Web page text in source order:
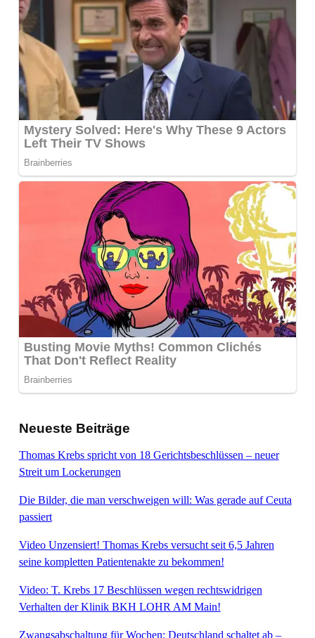
Neueste Beiträge
Thomas Krebs spricht von 18 Gerichtsbeschlüssen – neuer
Streit um Lockerungen
Die Bilder, die man verschweigen will: Was gerade auf Ceuta
passiert
Video Unzensiert! Thomas Krebs versucht seit 6,5 Jahren
seine kompletten Patientenakte zu bekommen!
Video: T. Krebs 17 Beschlüssen wegen rechtswidrigen
Verhalten der Klinik BKH LOHR AM Main!
Zwangsabschaltung für Wochen: Deutschland schaltet ab –